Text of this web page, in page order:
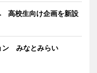
高校生向け企画を新設
ン みなとみらい